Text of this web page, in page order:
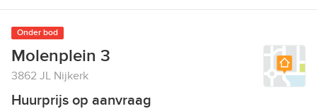
Onder bod
Molenplein 3
3862 JL Nijkerk
Huurprijs op aanvraag